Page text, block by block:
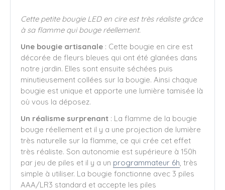
Cette petite bougie LED en cire est très réaliste grâce
à sa flamme qui bouge réellement.
Une bougie artisanale : Cette bougie en cire est
décorée de fleurs bleues qui ont été glanées dans
notre jardin. Elles sont ensuite séchées puis
minutieusement collées sur la bougie. Ainsi chaque
bougie est unique et apporte une lumière tamisée là
où vous la déposez.
Un réalisme surprenant : La flamme de la bougie
bouge réellement et il y a une projection de lumière
très naturelle sur la flamme, ce qui crée cet effet
très réaliste. Son autonomie est supérieure à 150h
par jeu de piles et il y a un programmateur 6h, très
simple à utiliser. La bougie fonctionne avec 3 piles
AAA/LR3 standard et accepte les piles